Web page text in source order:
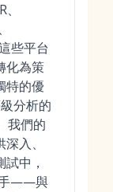
些平台
化為策
特的優
分析的
我們的
入、
中，
手——與